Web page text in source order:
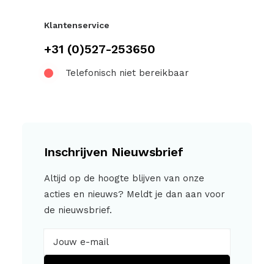
Klantenservice
+31 (0)527-253650
Telefonisch niet bereikbaar
Inschrijven Nieuwsbrief
Altijd op de hoogte blijven van onze
acties en nieuws? Meldt je dan aan voor
de nieuwsbrief.